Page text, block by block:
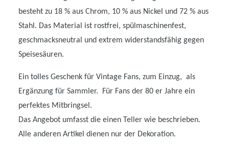
besteht zu 18 % aus Chrom, 10 % aus Nickel und 72 % aus
Stahl. Das Material ist rostfrei, spülmaschinenfest,
geschmacksneutral und extrem widerstandsfähig gegen
Speisesäuren.
Ein tolles Geschenk für Vintage Fans, zum Einzug, als
Ergänzung für Sammler. Für Fans der 80 er Jahre ein
perfektes Mitbringsel.
Das Angebot umfasst die einen Teller wie beschrieben.
Alle anderen Artikel dienen nur der Dekoration.